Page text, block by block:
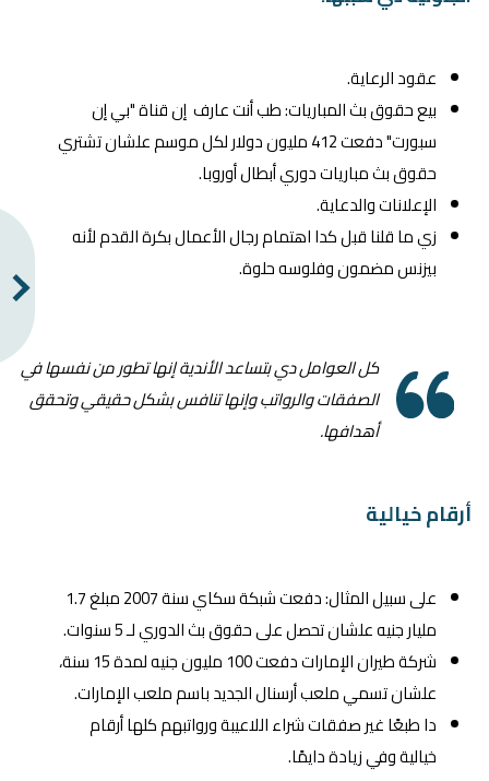
عقود الرعاية.
بيع حقوق بث المباريات: طب أنت عارف إن قناة "بي إن
سبورت" دفعت 412 مليون دولار لكل موسم علشان تشتري
حقوق بث مباريات دوري أبطال أوروبا.
الإعلانات والدعاية.
زي ما قلنا قبل كدا اهتمام رجال الأعمال بكرة القدم لأنه
بيزنس مضمون وفلوسه حلوة.
كل العوامل دي بتساعد الأندية إنها تطور من نفسها في
الصفقات والرواتب وإنها تنافس بشكل حقيقي وتحقق
أهدافها.
أرقام خيالية
على سبيل المثال: دفعت شبكة سكاي سنة 2007 مبلغ 1.7
مليار جنيه علشان تحصل على حقوق بث الدوري لـ 5 سنوات.
شركة طيران الإمارات دفعت 100 مليون جنيه لمدة 15 سنة،
علشان تسمي ملعب أرسنال الجديد باسم ملعب الإمارات.
دا طبعًا غير صفقات شراء اللاعيبة ورواتبهم كلها أرقام
خيالية وفي زيادة دايمًا.